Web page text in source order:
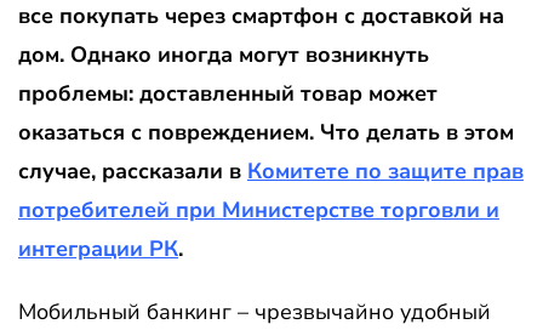
все покупать через смартфон с доставкой на
дом. Однако иногда могут возникнуть
проблемы: доставленный товар может
оказаться с повреждением. Что делать в этом
случае, рассказали в Комитете по защите прав
потребителей при Министерстве торговли и
интеграции РК.
Мобильный банкинг – чрезвычайно удобный